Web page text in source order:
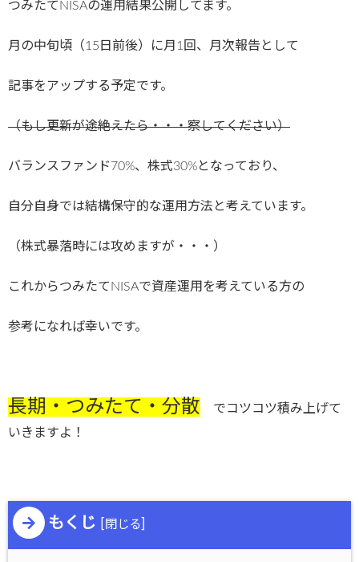
つみたてNISAの運用結果公開してます。
月の中旬頃（15日前後）に月1回、月次報告として
記事をアップする予定です。
（もし更新が途絶えたら・・・察してください）
バランスファンド70%、株式30%となっており、
自分自身では結構保守的な運用方法と考えています。
（株式暴落時には攻めますが・・・）
これからつみたてNISAで資産運用を考えている方の
参考になれば幸いです。
長期・つみたて・分散 でコツコツ積み上げて
いきますよ！
もくじ 閉じる